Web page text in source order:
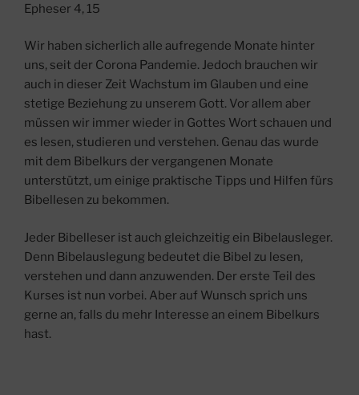
Epheser 4, 15
Wir haben sicherlich alle aufregende Monate hinter
uns, seit der Corona Pandemie. Jedoch brauchen wir
auch in dieser Zeit Wachstum im Glauben und eine
stetige Beziehung zu unserem Gott. Vor allem aber
müssen wir immer wieder in Gottes Wort schauen und
es lesen, studieren und verstehen. Genau das wurde
mit dem Bibelkurs der vergangenen Monate
unterstützt, um einige praktische Tipps und Hilfen fürs
Bibellesen zu bekommen.
Jeder Bibelleser ist auch gleichzeitig ein Bibelausleger.
Denn Bibelauslegung bedeutet die Bibel zu lesen,
verstehen und dann anzuwenden. Der erste Teil des
Kurses ist nun vorbei. Aber auf Wunsch sprich uns
gerne an, falls du mehr Interesse an einem Bibelkurs
hast.